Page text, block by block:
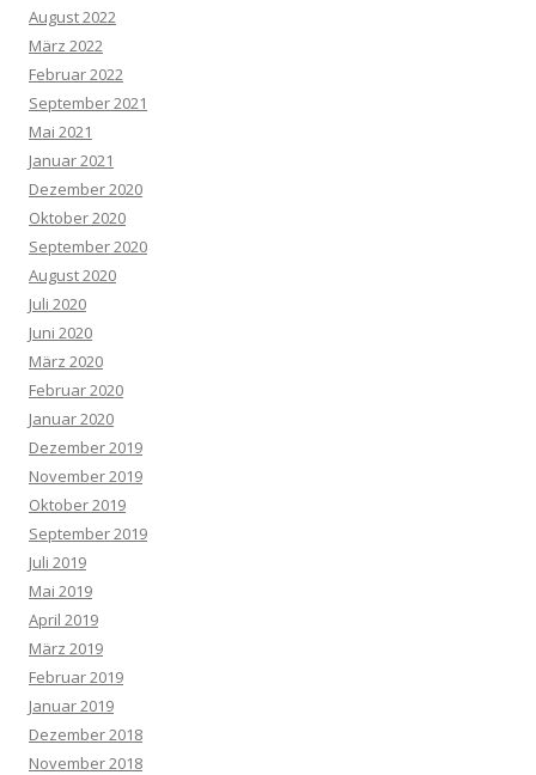
August 2022
März 2022
Februar 2022
September 2021
Mai 2021
Januar 2021
Dezember 2020
Oktober 2020
September 2020
August 2020
Juli 2020
Juni 2020
März 2020
Februar 2020
Januar 2020
Dezember 2019
November 2019
Oktober 2019
September 2019
Juli 2019
Mai 2019
April 2019
März 2019
Februar 2019
Januar 2019
Dezember 2018
November 2018